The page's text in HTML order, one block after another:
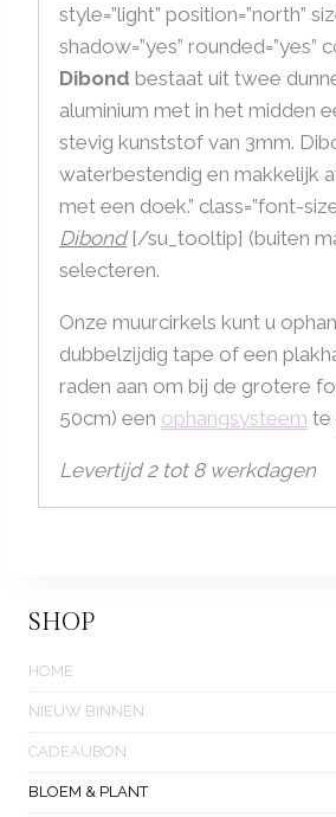
style=”light” position=”north”
shadow=”yes” rounded=”yes”
Dibond bestaat uit twee
aluminium met in het midden
stevig kunststof van 3mm.
waterbestendig en makkelijk
met een doek.” class=”font-
Dibond[/su_tooltip] (buiten
selecteren.
Onze muurcirkels kunt u
dubbelzijdig tape of een
raden aan om bij de grotere
50cm) een ophangsysteem te
Levertijd 2 tot 8 werkdagen
SHOP
HOME
NIEUW BINNEN
CADEAUBON
BLOEM & PLANT